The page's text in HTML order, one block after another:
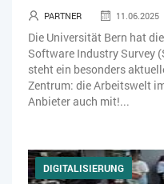
PARTNER 11.06.2025
Die Universität Bern hat
Software Industry Survey
steht ein besonders
Zentrum: die Arbeitswelt
Anbieter auch mit!...
DIGITALISIERUNG